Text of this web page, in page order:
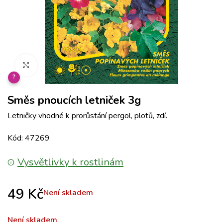
Klikněte pro zvětšení
?
Směs pnoucích letniček 3g
Letničky vhodné k prorůstání pergol, plotů, zdí.
Kód: 47269
Vysvětlivky k rostlinám
49 KčNení skladem